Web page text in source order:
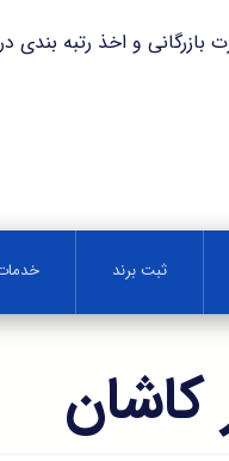
و اخذ رتبه بندی در کمترین
ثبت برند
کاشان